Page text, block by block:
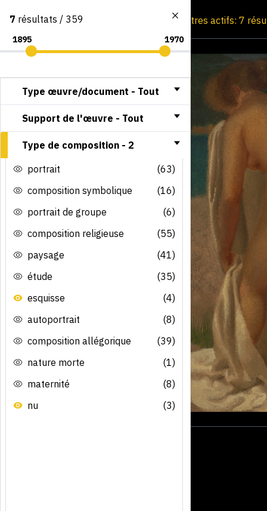
Consultation par image Filtres actifs: 7
7 résultats / 359
Type œuvre/document - Tout
Support de l'œuvre - Tout
Type de composition - 2
portrait
(63)
composition symbolique
(16)
portrait de groupe
(6)
composition religieuse
(55)
paysage
(41)
étude
(35)
esquisse
(4)
autoportrait
(8)
composition allégorique
(39)
nature morte
(1)
maternité
(8)
nu
(3)